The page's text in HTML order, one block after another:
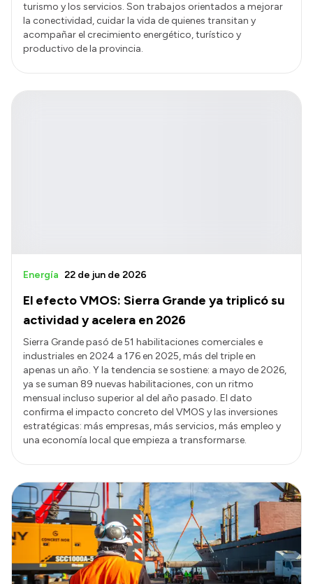
turismo y los servicios. Son trabajos orientados a mejorar
la conectividad, cuidar la vida de quienes transitan y
acompañar el crecimiento energético, turístico y
productivo de la provincia.
El efecto VMOS: Sierra Grande ya triplicó su
actividad y acelera en 2026
Energía 22 de jun de 2026
Sierra Grande pasó de 51 habilitaciones comerciales e
industriales en 2024 a 176 en 2025, más del triple en
apenas un año. Y la tendencia se sostiene: a mayo de 2026,
ya se suman 89 nuevas habilitaciones, con un ritmo
mensual incluso superior al del año pasado. El dato
confirma el impacto concreto del VMOS y las inversiones
estratégicas: más empresas, más servicios, más empleo y
una economía local que empieza a transformarse.